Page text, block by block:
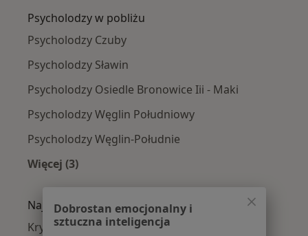
Psycholodzy w pobliżu
Psycholodzy Czuby
Psycholodzy Sławin
Psycholodzy Osiedle Bronowice Iii - Maki
Psycholodzy Węglin Południowy
Psycholodzy Węglin-Południe
Więcej (3)
Najczęście leczone choroby
Kryzys emocjonalny w Lublinie
Dobrostan emocjonalny i
sztuczna inteligencja